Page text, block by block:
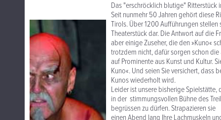
Das "erschröcklich blutige"
Seit nunmehr 50 Jahren gehört diese
Tirols. Über 1200 Aufführungen
Theaterstück dar. Die Antwort auf die
aber einige Zuseher, die den »Kuno«
trotzdem nicht, dafür sorgen schon
auf Prominente aus Kunst und Kultur.
Kuno«. Und seien Sie versichert, dass
Kunos wiederholt wird.
Leider ist unsere bisherige
in der stimmungsvollen Bühne des
begrüssen zu dürfen. Strapazieren sie
einen Abend lang Ihre Lachmuskeln